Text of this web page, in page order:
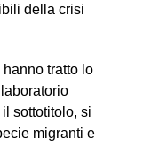
della crisi
tratto lo
sottotitolo, si
migranti e